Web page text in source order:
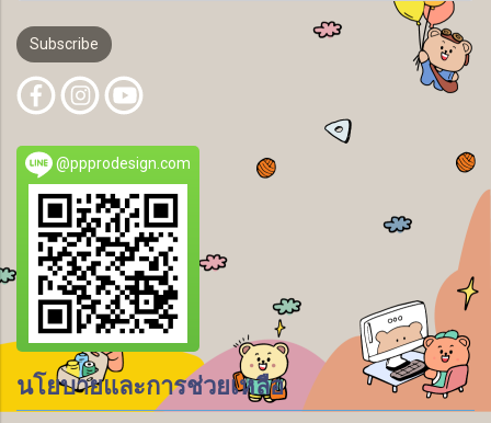
Subscribe
@ppprodesign.com
นโยบายและการช่วยเหลือ